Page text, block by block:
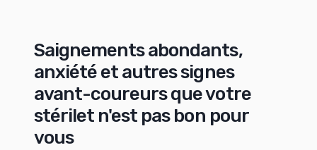
Saignements abondants,
anxiété et autres signes
avant-coureurs que votre
stérilet n'est pas bon pour
vous